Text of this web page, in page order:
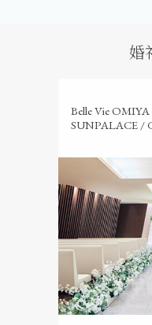
婚
Belle Vie OMIYA
SUNPALACE /